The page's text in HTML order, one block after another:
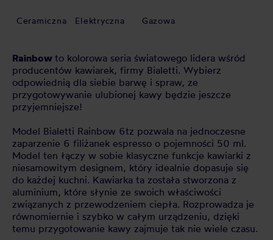
Ceramiczna Elektryczna Gazowa
Rainbow to kolorowa seria światowego lidera wśród
producentów kawiarek, firmy Bialetti. Wybierz
odpowiednią dla siebie barwę i spraw, ze
przygotowywanie ulubionej kawy będzie jeszcze
przyjemniejsze!
Model Bialetti Rainbow 6tz pozwala na jednoczesne
zaparzenie 6 filiżanek espresso o pojemności 50 ml.
Model ten łączy w sobie klasyczne funkcje kawiarki z
niesamowitym designem, który idealnie dopasuje się
do każdej kuchni. Kawiarka ta została stworzona z
aluminium, które słynie ze swoich właściwości
związanych z przewodzeniem ciepła. Rozprowadza je
równomiernie i szybko w całym urządzeniu, dzięki
temu przygotowanie kawy zajmuje tak nie wiele czasu.